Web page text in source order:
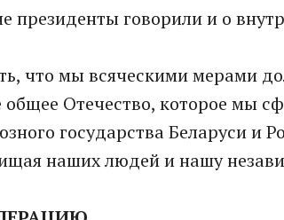
президенты говорили и о
что мы всяческими мерами
общее Отечество, которое мы
государства Беларуси и
наших людей и нашу